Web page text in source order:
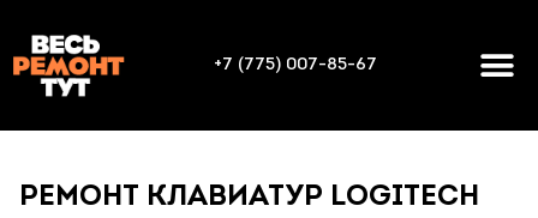
+7 (775) 007-85-67
РЕМОНТ КЛАВИАТУР LOGITECH